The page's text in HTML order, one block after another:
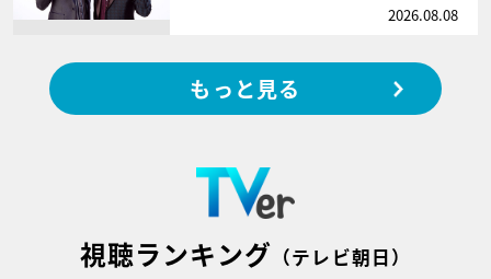
2026.08.08
もっと見る
視聴ランキング （テレビ朝日）